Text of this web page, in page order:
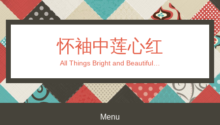
怀袖中莲心红
All Things Bright and Beautiful…
Menu